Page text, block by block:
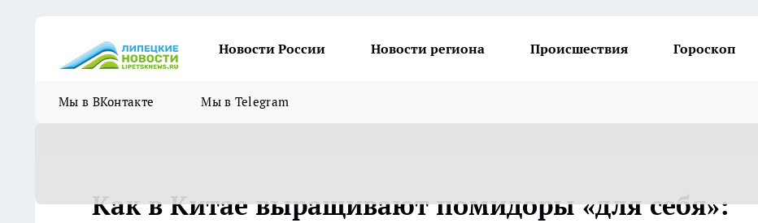
Новости России Новости региона Происшествия Гороскоп
Мы в ВКонтакте Мы в Telegram
Как в Китае выращивают помидоры «для себя»: